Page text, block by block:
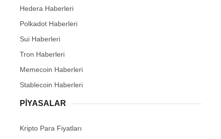
Hedera Haberleri
Polkadot Haberleri
Sui Haberleri
Tron Haberleri
Memecoin Haberleri
Stablecoin Haberleri
PIYASALAR
Kripto Para Fiyatları